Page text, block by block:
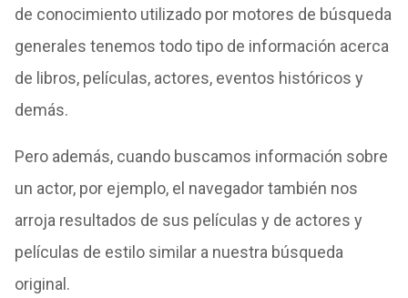
de conocimiento utilizado por motores de búsqueda
generales tenemos todo tipo de información acerca
de libros, películas, actores, eventos históricos y
demás.
Pero además, cuando buscamos información sobre
un actor, por ejemplo, el navegador también nos
arroja resultados de sus películas y de actores y
películas de estilo similar a nuestra búsqueda
original.